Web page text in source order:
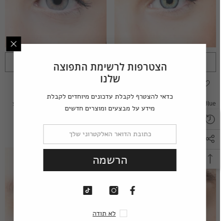
הוספה מהירה
צבעוניות
199.00 שקלים
הוספה מהירה
Lumos Heaven Gray - עדשות מגע
הצטרפות לרשימת התפוצה
שלנו
כדאי להצטרף לקבלת עדכונים מיוחדים לקבלת
מידע על מבצעים ומוצרים חדשים
הרשמה
לא תודה